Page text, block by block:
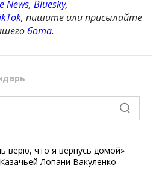
News,Bluesky,
, пишите или присылайте
бота.
верю, что я вернусь домой»
Лопани Вакуленко